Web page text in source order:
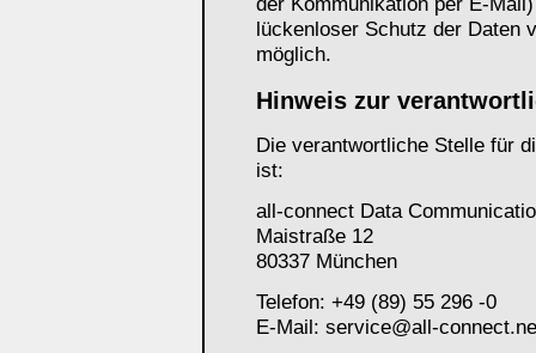
lückenloser Schutz der Daten
möglich.
Hinweis zur
Die verantwortliche Stelle für
ist:
all-connect Data
Maistraße 12
80337 München
Telefon: +49 (89) 55 296 -0
E-Mail: service@all-